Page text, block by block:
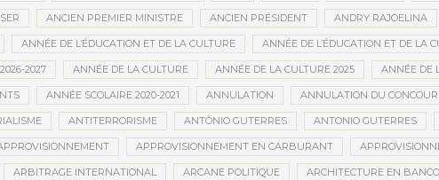
ANCIEN PREMIER MINISTRE ANCIEN PRÉSIDENT ANDRY RAJOELINA
ANNÉE DE L’ÉDUCATION ET DE LA CULTURE ANNÉE DE L’ÉDUCATION ET DE LA
2027 ANNÉE DE LA CULTURE ANNÉE DE LA CULTURE 2025 ANNÉE DE
ANNÉE SCOLAIRE 2020-2021 ANNULATION ANNULATION DU
ANTITERRORISME ANTÓNIO GUTERRES ANTONIO GUTERRES
APPROVISIONNEMENT EN CARBURANT
ARBITRAGE INTERNATIONAL ARCANE POLITIQUE ARCHITECTURE EN BANCO